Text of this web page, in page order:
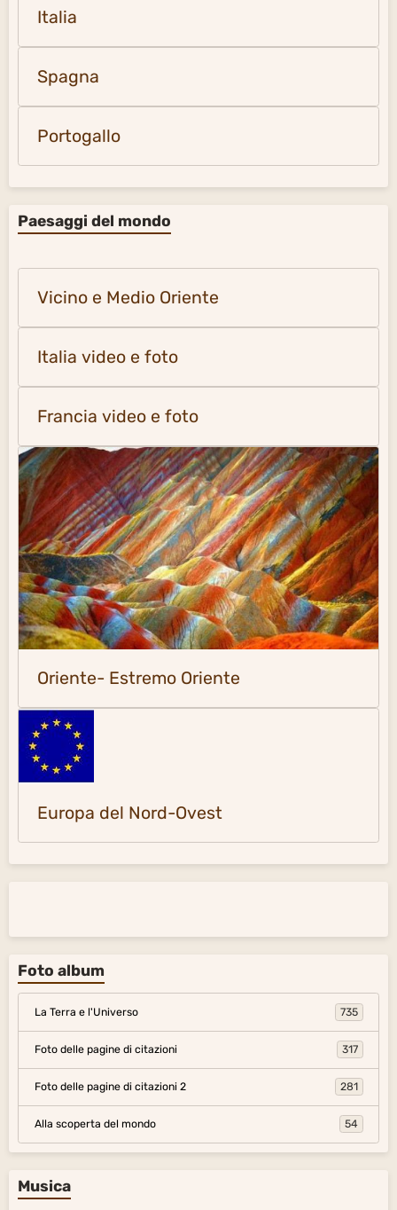
Italia
Spagna
Portogallo
Paesaggi del mondo
Vicino e Medio Oriente
Italia video e foto
Francia video e foto
Oriente- Estremo Oriente
Europa del Nord-Ovest
Foto album
La Terra e l'Universo 735
Foto delle pagine di citazioni 317
Foto delle pagine di citazioni 2 281
Alla scoperta del mondo 54
Musica